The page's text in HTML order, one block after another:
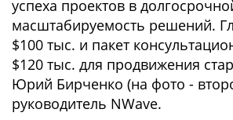
успеха проектов в
масштабируемость решений.
$100 тыс. и пакет
$120 тыс. для продвижения
Юрий Бирченко (на фото -
руководитель NWave.